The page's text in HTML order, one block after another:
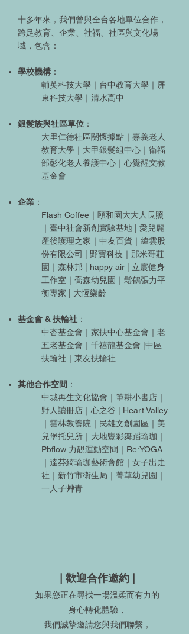
十多年來，我們曾與全台各地單位合作，
跨足教育、企業、社福、社區與文化場
域，包含：
學校機構 ：
輔英科技大學｜台中教育大學｜屏
東科技大學｜清水高中
銀髮族與社區單位 ：
大里仁德社區關懷據點｜嘉義老人
教育大學｜大甲銀髮組中心｜衛福
部彰化老人養護中心｜心覺醒文教
基金會
企業 ：
Flash Coffee｜頤和園大大人長照
｜臺中社會新創實驗基地 | 愛兒麗
產後護理之家｜中友百貨｜緯雲股
份有限公司 | 野寶科技｜那米哥莊
園｜森林邦 | happy air | 立宸健身
工作室｜喬森幼兒園｜鬆鶴張力平
衡專家 | 大恆樂齡
基金會 & 扶輪社 ：
中杏基金會｜家扶中心基金會｜老
五老基金會｜千禧龍基金會 |中區
扶輪社｜東友扶輪社
其他合作空間 ：
中城再生文化協會｜筆耕小書店｜
野人讀冊店｜心之谷 | Heart Valley
｜雲林教養院｜民雄文創園區｜美
兒堡托兒所｜大地豐彩舞蹈瑜珈｜
Pbflow 力靚運動空間｜Re:YOGA
｜達芬綺瑜珈藝術會館｜女子出走
社｜新竹市衛生局｜菁華幼兒園｜
一人子艸青
| 歡迎合作邀約 |
如果您正在尋找一場溫柔而有力的
身心轉化體驗，
我們誠摯邀請您與我們聯繫，